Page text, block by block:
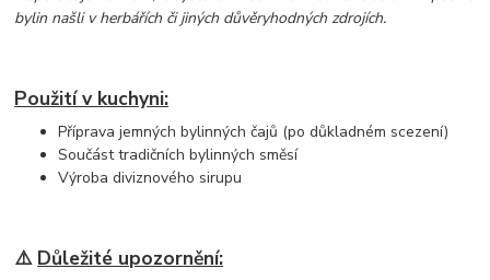
bylin našli v herbářích či jiných důvěryhodných zdrojích.
Použití v kuchyni:
Příprava jemných bylinných čajů (po důkladném scezení)
Součást tradičních bylinných směsí
Výroba diviznového sirupu
⚠️ Důležité upozornění: